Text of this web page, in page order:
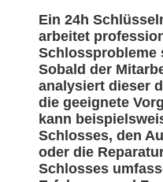
Ein 24h
arbeitet
Schlossprobleme
Sobald der
analysiert dieser
die geeignete
kann
Schlosses, den
oder die
Schlosses